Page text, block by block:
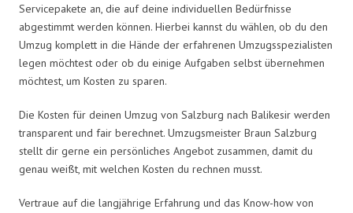
Servicepakete an, die auf deine individuellen Bedürfnisse
abgestimmt werden können. Hierbei kannst du wählen, ob du den
Umzug komplett in die Hände der erfahrenen Umzugsspezialisten
legen möchtest oder ob du einige Aufgaben selbst übernehmen
möchtest, um Kosten zu sparen.
Die Kosten für deinen Umzug von Salzburg nach Balikesir werden
transparent und fair berechnet. Umzugsmeister Braun Salzburg
stellt dir gerne ein persönliches Angebot zusammen, damit du
genau weißt, mit welchen Kosten du rechnen musst.
Vertraue auf die langjährige Erfahrung und das Know-how von